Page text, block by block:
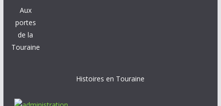
Aux
portes
de la
Touraine
Histoires en Touraine